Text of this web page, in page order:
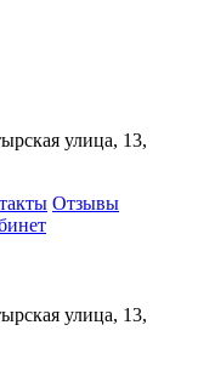
улица, 13,
Отзывы
улица, 13,